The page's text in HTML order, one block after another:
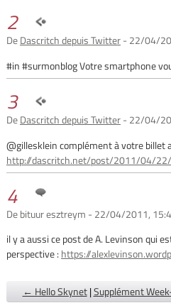
2
DeDascritch depuis Twitter- 22/04/
#in #surmonblog Votre smartphone
3
DeDascritch depuis Twitter- 22/04/
@gillesklein complément à votre billet
http://dascritch.net/post/2011/04/
4
De bituur esztreym - 22/04/2011,
il y a aussi ce post de A. Levinson qui
perspective : https://
← Hello Skynet |Supplément